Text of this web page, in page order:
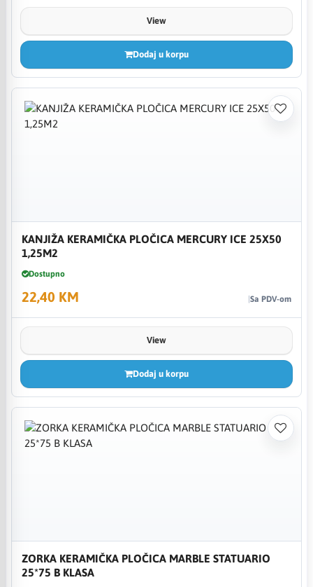
View
Dodaj u korpu
KANJIŽA KERAMIČKA PLOČICA MERCURY ICE 25X50
1,25M2
Dostupno
22,40 KM Sa PDV-om
View
Dodaj u korpu
ZORKA KERAMIČKA PLOČICA MARBLE STATUARIO
25*75 B KLASA